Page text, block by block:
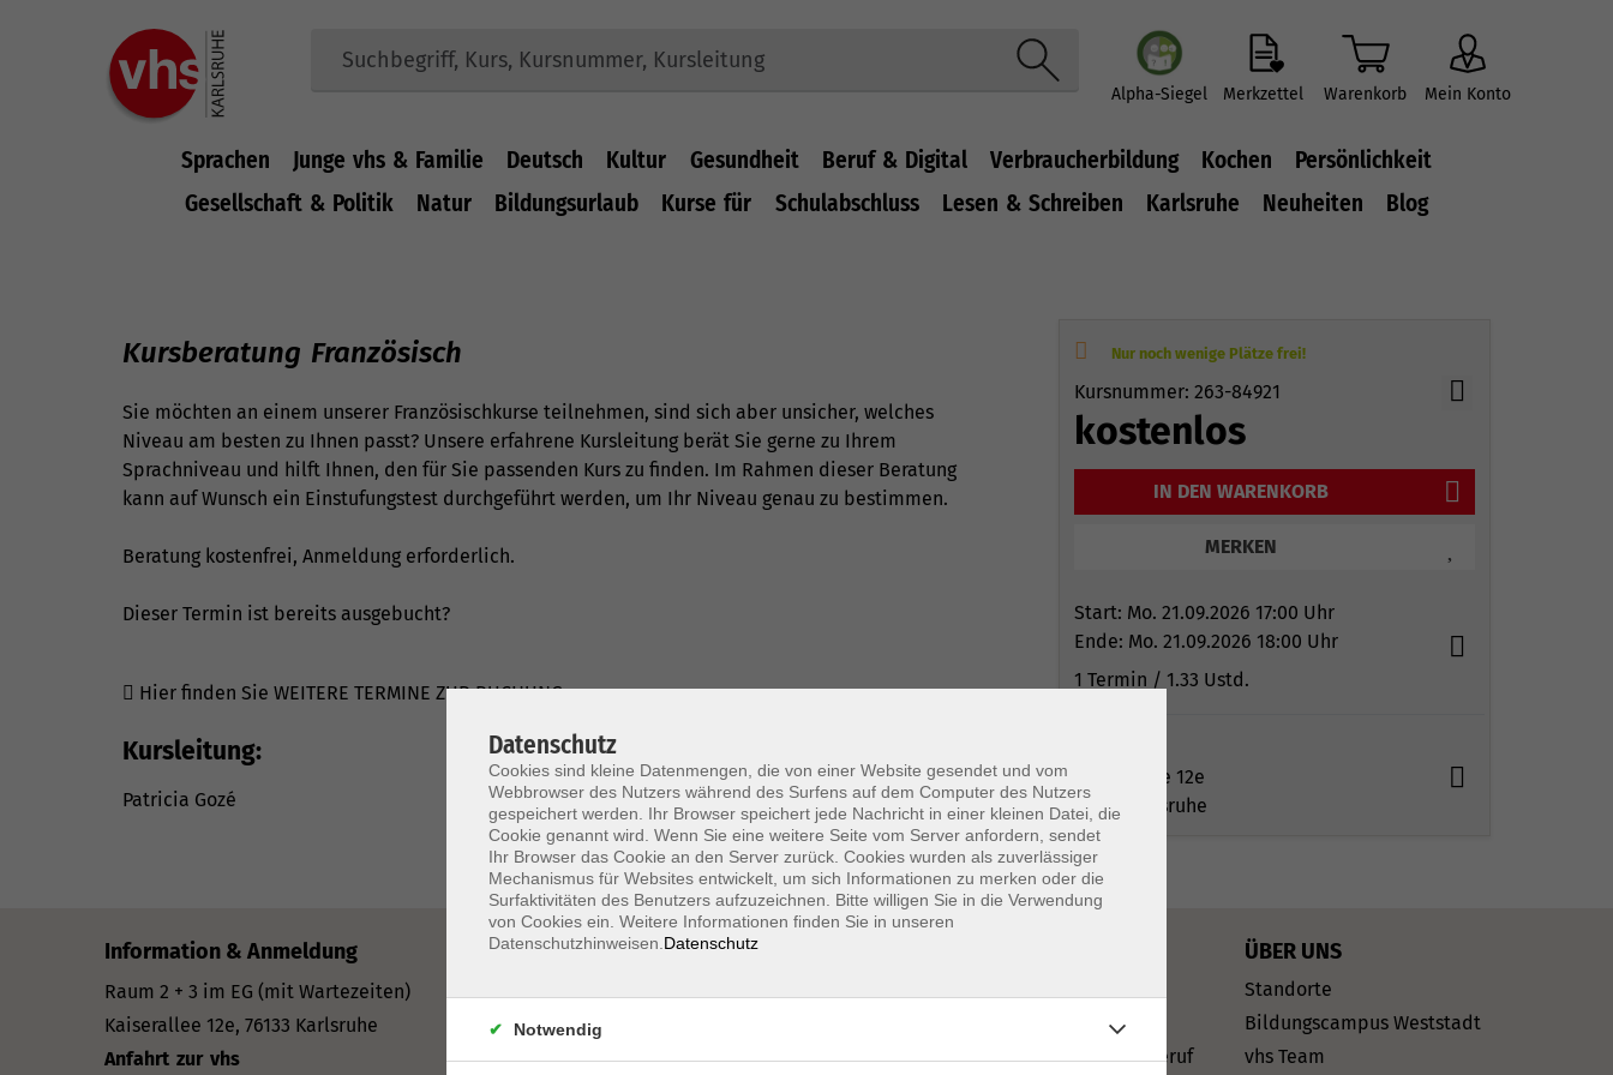
Alpha-Siegel Merkzettel Warenkorb Mein Konto
Sprachen Junge vhs & Familie Deutsch Kultur Gesundheit Beruf & Digital Verbraucherbildung Kochen
Persönlichkeit
Gesellschaft & Politik
Natur Bildungsurlaub Kurse für Schulabschluss Lesen & Schreiben Karlsruhe Neuheiten Blog
Kursberatung Französisch
Sie möchten an einem unserer Französischkurse teilnehmen, sind sich aber unsicher, welches
Niveau am besten zu Ihnen passt? Unsere erfahrene Kursleitung berät Sie gerne zu Ihrem
Sprachniveau und hilft Ihnen, den für Sie passenden Kurs zu finden. Im Rahmen dieser Beratung
kann auf Wunsch ein Einstufungstest durchgeführt werden, um Ihr Niveau genau zu bestimmen.
Beratung kostenfrei, Anmeldung erforderlich.
Dieser Termin ist bereits ausgebucht?
Hier finden Sie WEITERE TERMINE ZUR BUCHUNG.
Kursleitung:
Patricia Gozé
Kursnummer: 263-84921
kostenlos
IN DEN WARENKORB
MERKEN
Start: Mo. 21.09.2026 17:00 Uhr
Ende: Mo. 21.09.2026 18:00 Uhr
1 Termin / 1.33 Ustd.
Kaiserallee 12e
76133 Karlsruhe
Information & Anmeldung
Raum 2 + 3 im EG (mit Wartezeiten)
Kaiserallee 12e, 76133 Karlsruhe
Anfahrt zur vhs
Öffnungszeiten
Do: 13–16 Uhr
Beratung Fremdsprachen
Beratung zu Karriere & Beruf
ÜBER UNS
Standorte
Bildungscampus Weststadt
vhs Team
Datenschutz
Cookies sind kleine Datenmengen, die von einer Website gesendet und vom
Webbrowser des Nutzers während des Surfens auf dem Computer des Nutzers
gespeichert werden. Ihr Browser speichert jede Nachricht in einer kleinen Datei, die
Cookie genannt wird. Wenn Sie eine weitere Seite vom Server anfordern, sendet
Ihr Browser das Cookie an den Server zurück. Cookies wurden als zuverlässiger
Mechanismus für Websites entwickelt, um sich Informationen zu merken oder die
Surfaktivitäten des Benutzers aufzuzeichnen. Bitte willigen Sie in die Verwendung
von Cookies ein. Weitere Informationen finden Sie in unseren
Datenschutzhinweisen. Datenschutz
Notwendig